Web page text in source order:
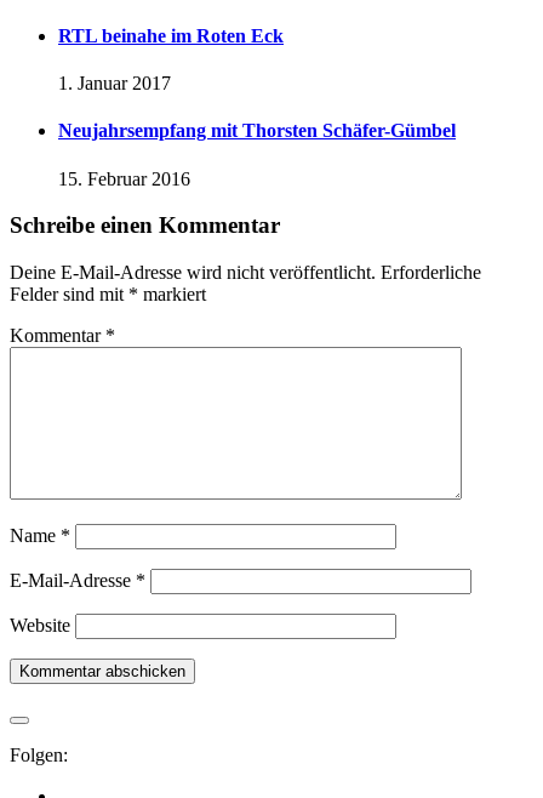
RTL beinahe im Roten Eck
1. Januar 2017
Neujahrsempfang mit Thorsten Schäfer-Gümbel
15. Februar 2016
Schreibe einen Kommentar
Deine E-Mail-Adresse wird nicht veröffentlicht. Erforderliche
Felder sind mit * markiert
Kommentar *
Name *
E-Mail-Adresse *
Website
Folgen: